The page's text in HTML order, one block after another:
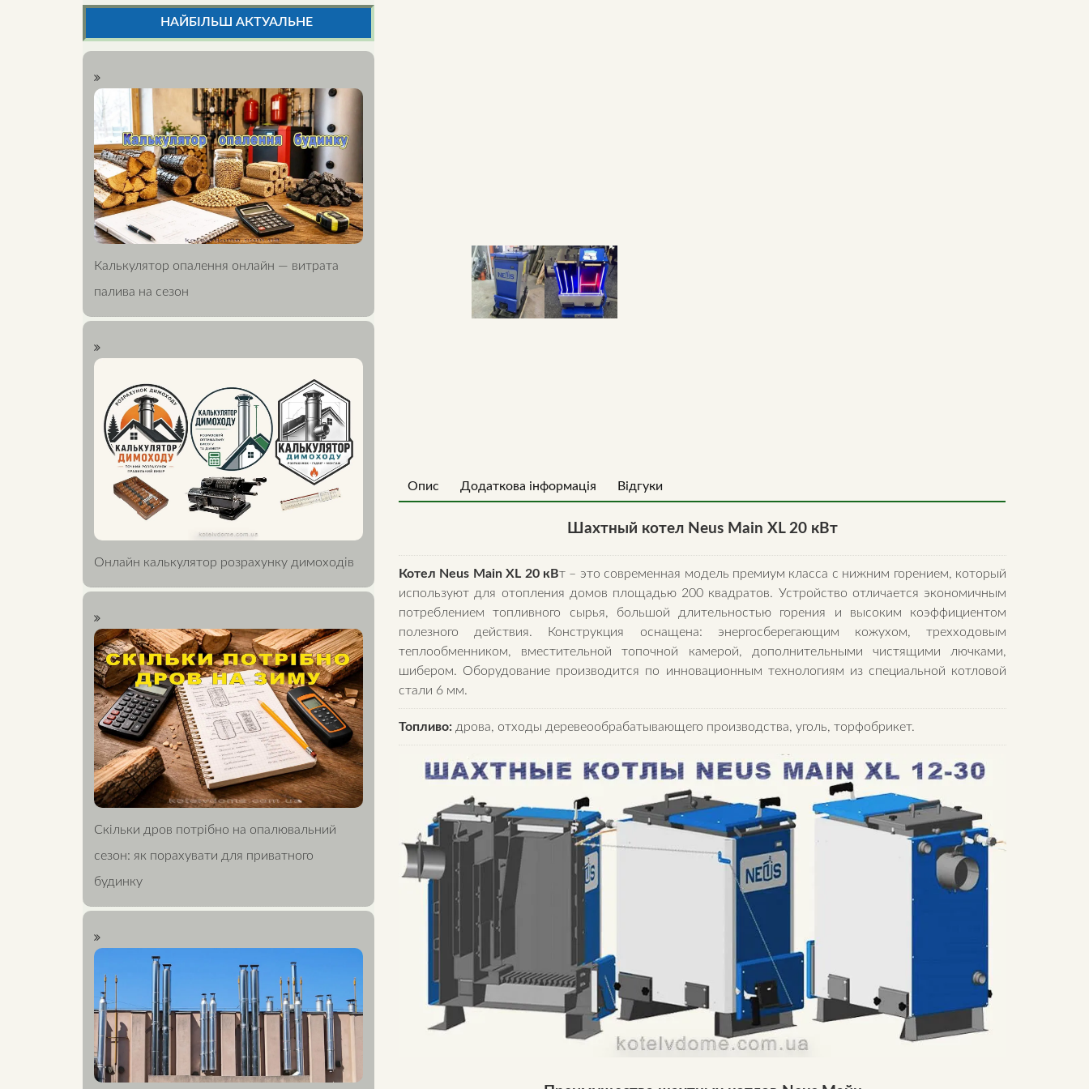
Опис Додаткова інформація Відгуки
Шахтный котел Neus Main XL 20 кВт
Котел Neus Main XL 20 кВт – это современная модель премиум класса с нижним горением, который
используют для отопления домов площадью 200 квадратов. Устройство отличается экономичным
потреблением топливного сырья, большой длительностью горения и высоким коэффициентом
полезного действия. Конструкция оснащена: энергосберегающим кожухом, трехходовым
теплообменником, вместительной топочной камерой, дополнительными чистящими лючками,
шибером. Оборудование производится по инновационным технологиям из специальной котловой
стали 6 мм.
Топливо: дрова, отходы деревеообрабатывающего производства, уголь, торфобрикет.
НАЙБІЛЬШ АКТУАЛЬНЕ
Калькулятор опалення онлайн — витрата
палива на сезон
Онлайн калькулятор розрахунку димоходів
Скільки дров потрібно на опалювальний
сезон: як порахувати для приватного
будинку